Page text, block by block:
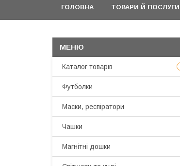
ГОЛОВНА ТОВАРИ Й ПОСЛУГИ
Каталог товарів
Футболки
Маски, респіратори
Чашки
Магнітні дошки